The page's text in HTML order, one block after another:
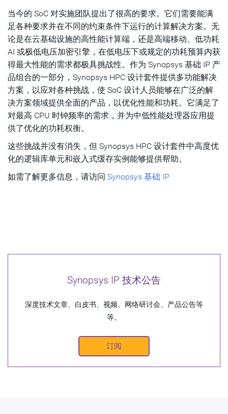
当今的 SoC 对实施团队提出了很高的要求。它们需要能满
足各种要求并在不同的约束条件下运行的计算解决方案。无
论是在云基础设施的高性能计算端，还是高端移动、低功耗
AI 或极低电压加密引擎，在低电压下或规定的功耗预算内获
得最大性能的需求都极具挑战性。作为 Synopsys 基础 IP 产
品组合的一部分，Synopsys HPC 设计套件提供多功能解决
方案，以应对各种挑战，使 SoC 设计人员能够在广泛的解
决方案领域提供全面的产品，以优化性能和功耗。它满足了
对最高 CPU 时钟频率的需求，并为中低性能处理器应用提
供了优化的功耗权衡。
这些挑战并没有消失，但 Synopsys HPC 设计套件中高度优
化的逻辑库单元和嵌入式缓存实例能够提供帮助。
如需了解更多信息，请访问 Synopsys 基础 IP
Synopsys IP 技术公告
深度技术文章、白皮书、视频、网络研讨会、产品公告等
等。
订阅